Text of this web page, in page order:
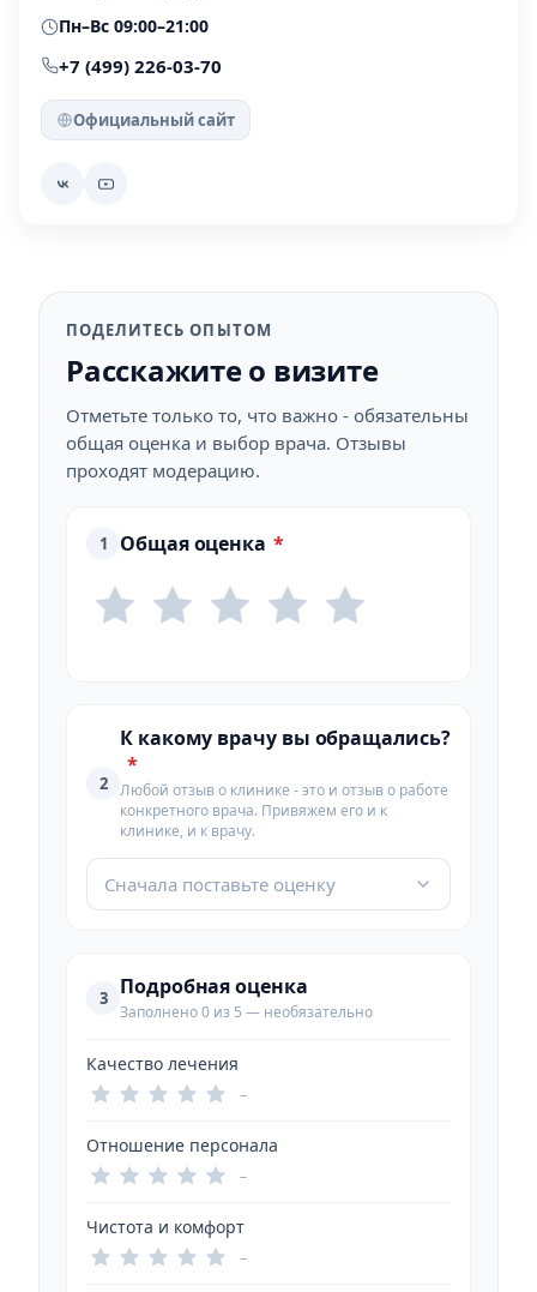
Пн–Вс 09:00–21:00
+7 (499) 226-03-70
Официальный сайт
ПОДЕЛИТЕСЬ ОПЫТОМ
Расскажите о визите
Отметьте только то, что важно - обязательны
общая оценка и выбор врача. Отзывы
проходят модерацию.
1 Общая оценка *
2
К какому врачу вы обращались?
*
Любой отзыв о клинике - это и отзыв о работе
конкретного врача. Привяжем его и к
клинике, и к врачу.
Сначала поставьте оценку
3 Подробная оценка
Заполнено 0 из 5 — необязательно
Качество лечения
–
Отношение персонала
–
Чистота и комфорт
–